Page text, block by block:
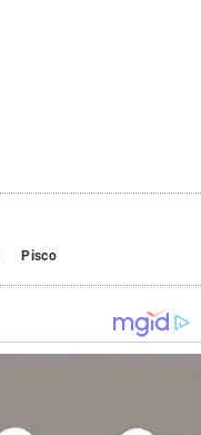
Pisco